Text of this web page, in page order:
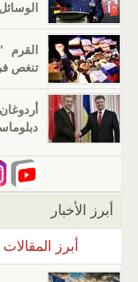
تنغص
أبرز الأخبار
أبرز المقالات